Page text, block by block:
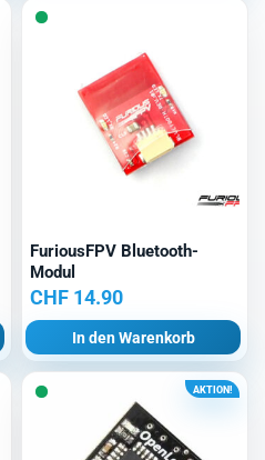
FuriousFPV Bluetooth-
Modul
CHF14.90
In den Warenkorb
AKTION!